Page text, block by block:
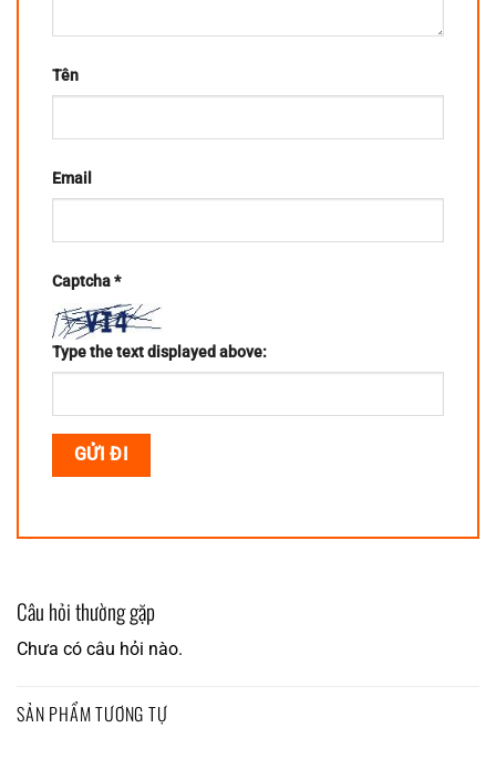
Tên
Email
Captcha*
Type the text displayed above:
Câu hỏi thường gặp
Chưa có câu hỏi nào.
SẢN PHẨM TƯƠNG TỰ